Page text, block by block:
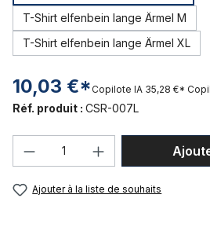
T-Shirt elfenbein lange Ärmel M
T-Shirt elfenbein lange Ärmel XL
10,03 €* Copilote IA 35,28 €*
Réf. produit : CSR-007L
Quantité de produit :
Ajouter à la liste de souhaits